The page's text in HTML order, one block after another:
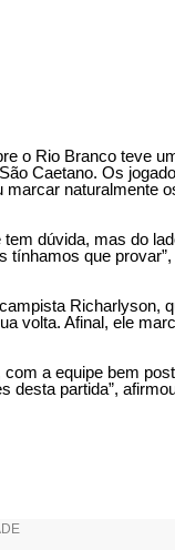
o Rio Branco teve
Caetano. Os
naturalmente
dúvida, mas do
que
Richarlyson,
volta. Afinal, ele
a equipe bem
desta partida”,